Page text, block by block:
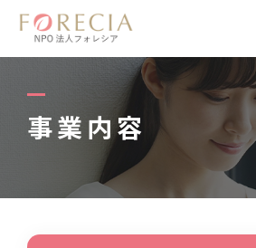
事業内容
私たちについて
事業内容
事業実績